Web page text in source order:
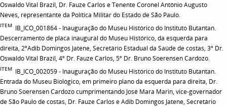
Oswaldo Vital Brazil, Dr. Fauze Carlos e Tenente Coronel Antônio Augusto
Neves, representante da Política Militar do Estado de São Paulo.
ITEM IB_ICO_001864 - Inauguração do Museu Histórico do Instituto Butantan.
Descerramento de placa inaugural do Museu Histórico, da esquerda para
direita, 2ºAdib Domingos Jatene, Secretário Estadual da Saúde de costas, 3º Dr.
Oswaldo Vital Brazil, 4º Dr. Fauze Carlos, 5º Dr. Bruno Soerensen Cardozo.
ITEM IB_ICO_002059 - Inauguração do Museu Histórico do Instituto Butantan.
Entrada do Museu Biológico, em primeiro plano da esquerda para direita, Dr.
Bruno Soerensen Cardozo cumprimentando José Mara Marin, vice-governador
de São Paulo de costas, Dr. Fauze Carlos e Adib Domingos Jatene, Secretário